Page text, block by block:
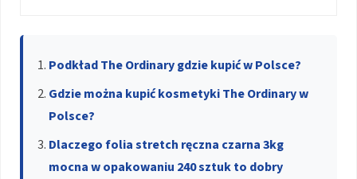
Podkład The Ordinary gdzie kupić w Polsce?
Gdzie można kupić kosmetyki The Ordinary w
Polsce?
Dlaczego folia stretch ręczna czarna 3kg
mocna w opakowaniu 240 sztuk to dobry